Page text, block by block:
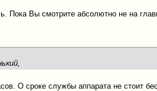
Пока Вы смотрите абсолютно не на
О сроке службы аппарата не стоит